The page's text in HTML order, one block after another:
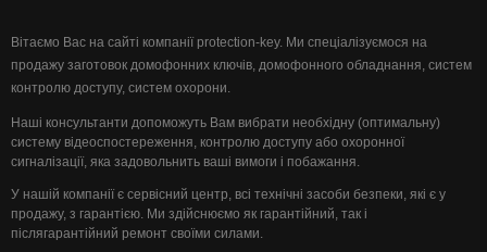
Вітаємо Вас на сайті компанії protection-key. Ми спеціалізуємося на
продажу заготовок домофонних ключів, домофонного обладнання, систем
контролю доступу, систем охорони.
Наші консультанти допоможуть Вам вибрати необхідну (оптимальну)
систему відеоспостереження, контролю доступу або охоронної
сигналізації, яка задовольнить ваші вимоги і побажання.
У нашій компанії є сервісний центр, всі технічні засоби безпеки, які є у
продажу, з гарантією. Ми здійснюємо як гарантійний, так і
післягарантійний ремонт своїми силами.